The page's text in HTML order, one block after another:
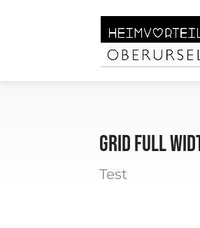
Grid Full
Test